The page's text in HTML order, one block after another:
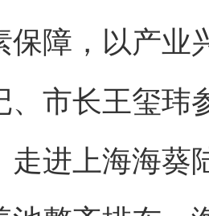
保障，以产业
、市长王玺玮
上海海葵陆